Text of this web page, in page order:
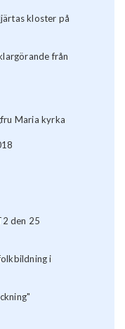
kloster på
från
Maria kyrka
den 25
i